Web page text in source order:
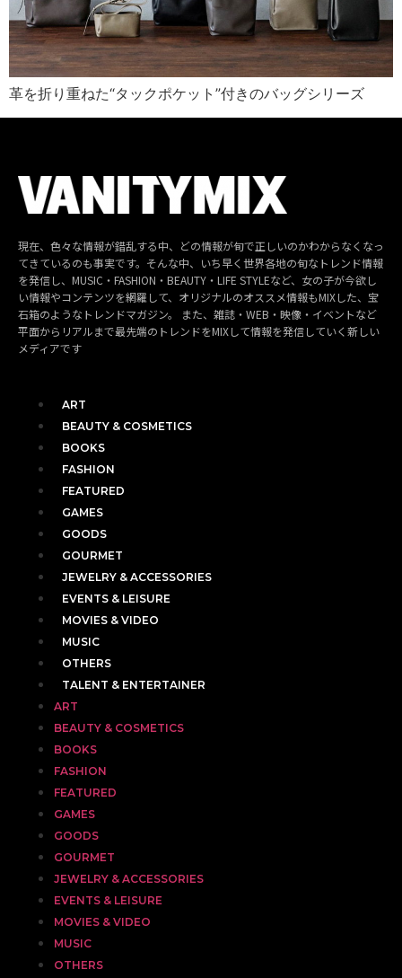
革を折り重ねた“タックポケット”付きのバッグシリーズ
現在、色々な情報が錯乱する中、どの情報が旬で正しいのかわからなくなっ
てきているのも事実です。そんな中、いち早く世界各地の旬なトレンド情報
を発信し、MUSIC・FASHION・BEAUTY・LIFE STYLEなど、女の子が今欲し
い情報やコンテンツを網羅して、オリジナルのオススメ情報もMIXした、宝
石箱のようなトレンドマガジン。 また、雑誌・WEB・映像・イベントなど
平面からリアルまで最先端のトレンドをMIXして情報を発信していく新しい
メディアです
ART
BEAUTY & COSMETICS
BOOKS
FASHION
FEATURED
GAMES
GOODS
GOURMET
JEWELRY & ACCESSORIES
EVENTS & LEISURE
MOVIES & VIDEO
MUSIC
OTHERS
TALENT & ENTERTAINER
ART
BEAUTY & COSMETICS
BOOKS
FASHION
FEATURED
GAMES
GOODS
GOURMET
JEWELRY & ACCESSORIES
EVENTS & LEISURE
MOVIES & VIDEO
MUSIC
OTHERS